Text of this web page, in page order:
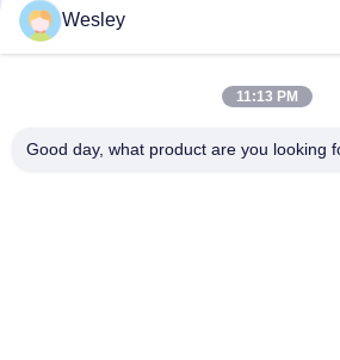
110-220V 3-4 वाट आउटपुट CE स्वीकृत LED
टेस्ट फंक्शन के साथ
स्टील केसिंग एलईडी इमरजेंसी पावर पैक, 3 घंटे की
Wesley
11:13 PM
Good day, what product are you looking